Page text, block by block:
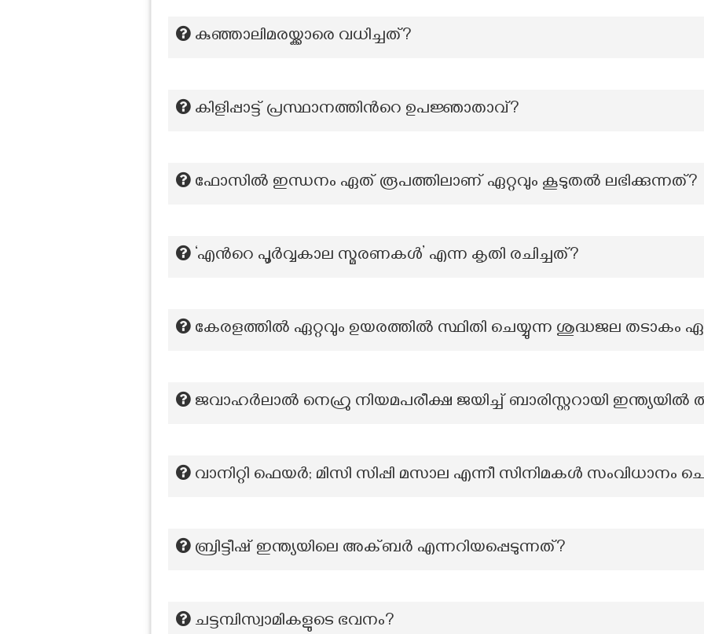
കുഞ്ഞാലിമരയ്ക്കാരെ വധിച്ചത്?
കിളിപ്പാട്ട് പ്രസ്ഥാനത്തിന്‍റെ ഉപജ്ഞാതാവ്?
ഫോസിൽ ഇന്ധനം ഏത് രൂപത്തിലാണ് ഏറ്റവും കൂടുതൽ ലഭിക്കുന്നത്?
‘എന്‍റെ പൂർവ്വകാല സ്മരണകൾ’ എന്ന കൃതി രചിച്ചത്?
കേരളത്തിൽ ഏറ്റവും ഉയരത്തിൽ സ്ഥിതി ചെയ്യുന്ന ശുദ്ധജല തടാകം
ജവാഹർലാൽ നെഹ്രു നിയമപരീക്ഷ ജയിച്ച് ബാരിസ്റ്ററായി ഇന്ത്യയിൽ
വാനിറ്റി ഫെയർ; മിസി സിപ്പി മസാല എന്നീ സിനിമകൾ സംവിധാനം
ബ്രിട്ടീഷ് ഇന്ത്യയിലെ അക്ബർ എന്നറിയപ്പെടുന്നത്?
ചട്ടമ്പിസ്വാമികളുടെ ഭവനം?